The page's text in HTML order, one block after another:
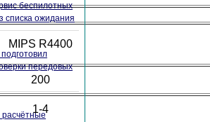
MIPS R4400
200
1-4
беспилотных
списка ожидания
передовых